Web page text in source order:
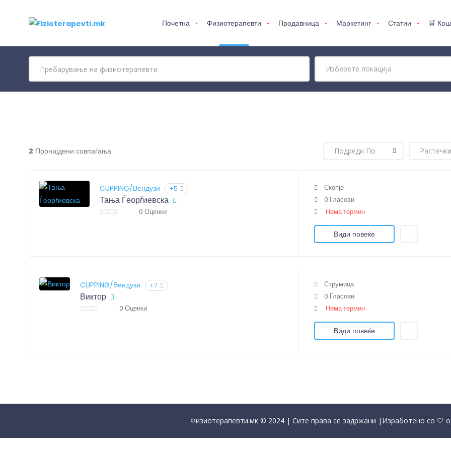
Почетна Физиотерапевти Продавница Маркетинг Статии 🛒
2 Пронајдени совпаѓања
CUPPING/Вендузи +5
Тања Ѓеорѓиевска
0 Оценки
Скопје
0 Гласови
Нема термин
Види повеќе
CUPPING/Вендузи +7
Виктор
0 Оценки
Струмица
0 Гласови
Нема термин
Види повеќе
Физиотерапевти.мк © 2024 | Сите права се задржани |Изработено со 🤍